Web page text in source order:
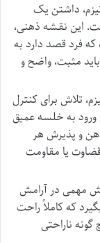
داشتن یک
این نقشه ذهنی،
فرد قصد دارد به
مثبت، واضح و
تلاش برای کنترل
ورود به خلسه عمیق
و پذیرش هر
یا مقاومت
مهمی در آرامش
که کاملاً راحت
ناراحتی